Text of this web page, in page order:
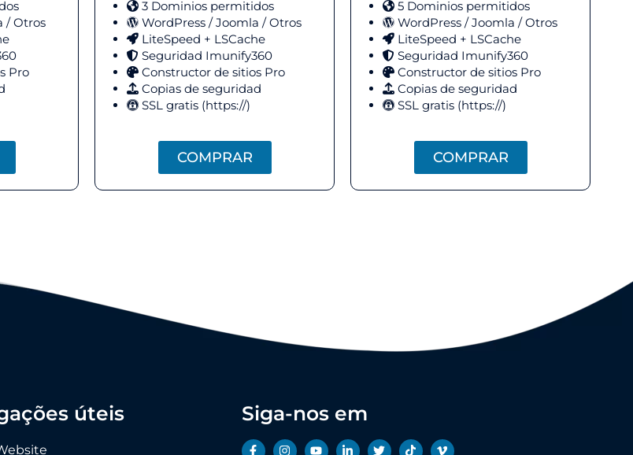
/ Otros
Pro
3 Dominios permitidos
WordPress / Joomla / Otros
LiteSpeed + LSCache
Seguridad Imunify360
Constructor de sitios Pro
Copias de seguridad
SSL gratis (https://)
COMPRAR
5 Dominios permitidos
WordPress / Joomla / Otros
LiteSpeed + LSCache
Seguridad Imunify360
Constructor de sitios Pro
Copias de seguridad
SSL gratis (https://)
COMPRAR
úteis Siga-nos em